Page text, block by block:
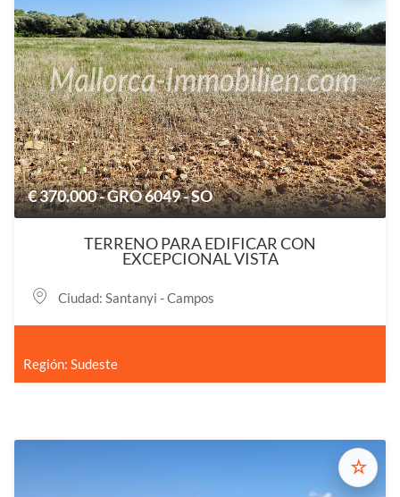
€ 370.000 - GRO 6049 - SO
TERRENO PARA EDIFICAR CON
EXCEPCIONAL VISTA
Ciudad: Santanyi - Campos
Región: Sudeste
☆